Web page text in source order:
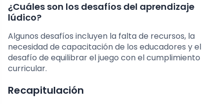
¿Cuáles son los desafíos del aprendizaje
lúdico?
Algunos desafíos incluyen la falta de recursos, la
necesidad de capacitación de los educadores y el
desafío de equilibrar el juego con el cumplimiento
curricular.
Recapitulación